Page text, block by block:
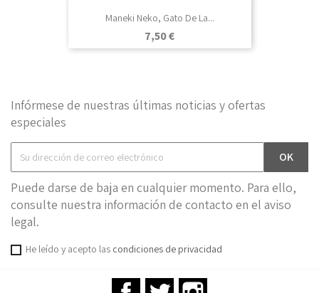
Maneki Neko, Gato De La...
Precio
7,50 €
Infórmese de nuestras últimas noticias y ofertas
especiales
Puede darse de baja en cualquier momento. Para ello,
consulte nuestra información de contacto en el aviso
legal.
He leído y acepto las condiciones de privacidad
FacebookTwitter